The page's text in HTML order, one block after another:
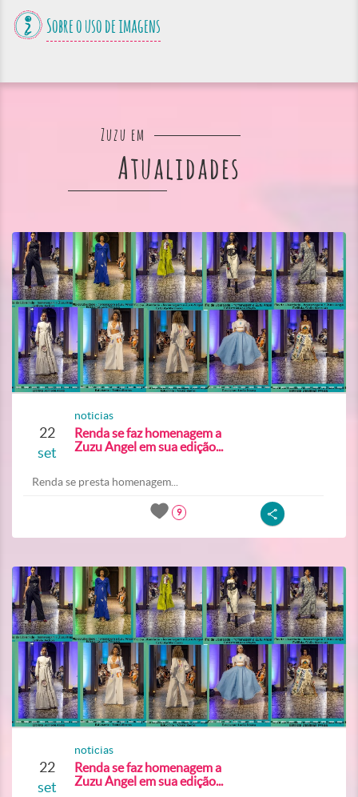
Sobre o uso de imagens
Zuzu em
Atualidades
22
set
noticias
Renda se faz homenagem a
Zuzu Angel em sua edição...
Renda se presta homenagem...
9
22
set
noticias
Renda se faz homenagem a
Zuzu Angel em sua edição...